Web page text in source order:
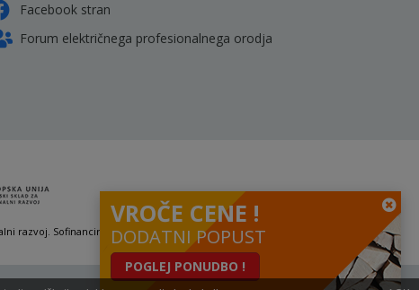
Facebook stran
Forum električnega profesionalnega orodja
razvoj. Sofinanciranje se je pridobilo preko Vavčerja za digitalni marketing.
VROČE CENE !
DODATNI POPUST
POGLEJ PONUDBO !